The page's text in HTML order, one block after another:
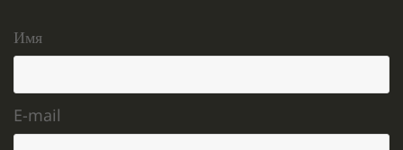
Имя
E-mail